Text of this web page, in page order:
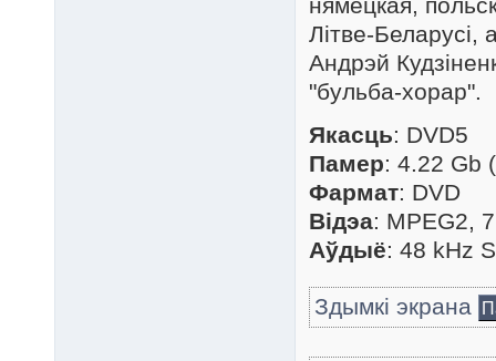
нямецкая,
Літве-
Андрэй
"бульба-хорар".
Якасць: DVD5
Памер: 4.22 Gb
Фармат: DVD
Відэа: MPEG2,
Аўдыё: 48 kHz
Здымкі экрана